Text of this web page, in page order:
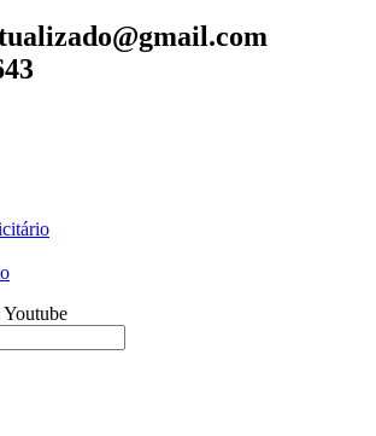
Youtube